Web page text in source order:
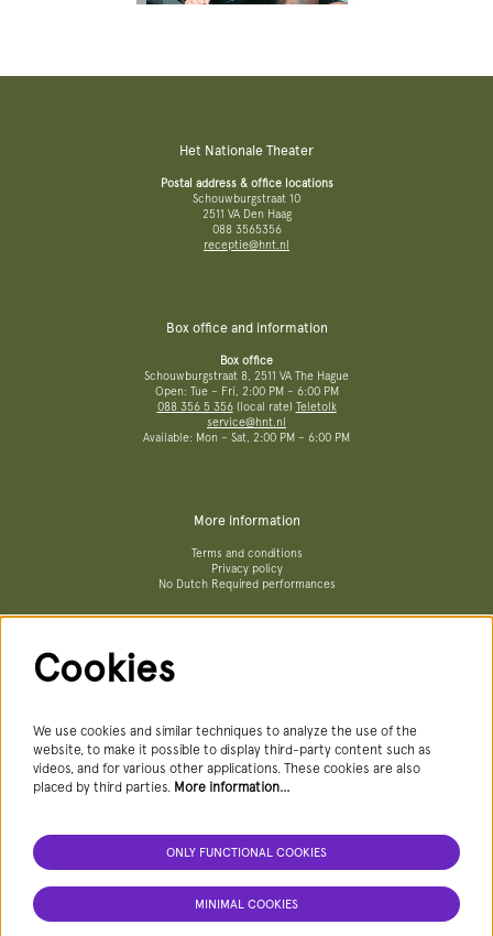
Het Nationale Theater
Postal address & office locations
Schouwburgstraat 10
2511 VA Den Haag
088 3565356
receptie@hnt.nl
Box office and information
Box office
Schouwburgstraat 8, 2511 VA The Hague
Open: Tue – Fri, 2:00 PM – 6:00 PM
088 356 5 356(local rate) Teletolk
service@hnt.nl
Available: Mon – Sat, 2:00 PM – 6:00 PM
More information
Terms and conditions
Privacy policy
No Dutch Required performances
Newsletter
SIGN UP NEWSLETTER
Cookies
We use cookies and similar techniques to analyze the use of the
website, to make it possible to display third-party content such as
videos, and for various other applications. These cookies are also
placed by third parties. More information…
ONLY FUNCTIONAL COOKIES
MINIMAL COOKIES